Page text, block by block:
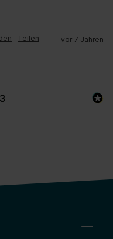
Teilen vor 7 Jahren
3